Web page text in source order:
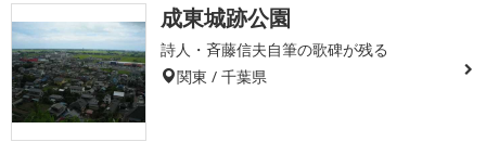
成東城跡公園
詩人・斉藤信夫自筆の歌碑が残る
関東 / 千葉県